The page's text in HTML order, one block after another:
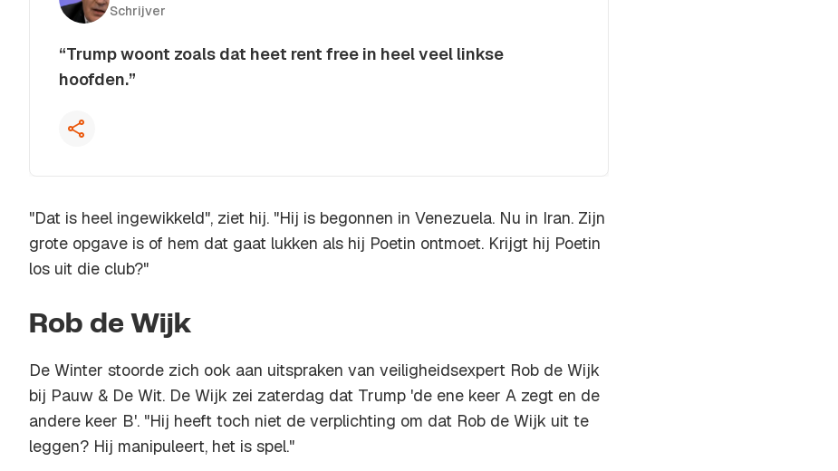
Schrijver
“Trump woont zoals dat heet rent free in heel veel linkse
hoofden.”Kopieer quote
"Dat is heel ingewikkeld", ziet hij. "Hij is begonnen in Venezuela. Nu in Iran. Zijn
grote opgave is of hem dat gaat lukken als hij Poetin ontmoet. Krijgt hij Poetin
los uit die club?"
Rob de Wijk
De Winter stoorde zich ook aan uitspraken van veiligheidsexpert Rob de Wijk
bij Pauw & De Wit. De Wijk zei zaterdag dat Trump 'de ene keer A zegt en de
andere keer B'. "Hij heeft toch niet de verplichting om dat Rob de Wijk uit te
leggen? Hij manipuleert, het is spel."